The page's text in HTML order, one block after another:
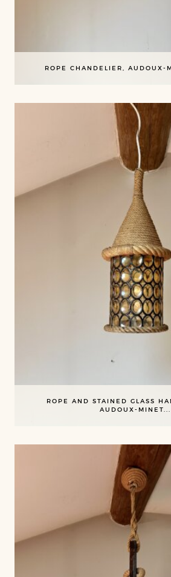
ROPE CHANDELIER, AUDOUX-
ROPE AND STAINED GLASS
AUDOUX-MINET...